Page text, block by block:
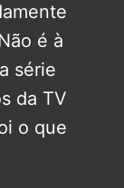
é à
série
da TV
o que